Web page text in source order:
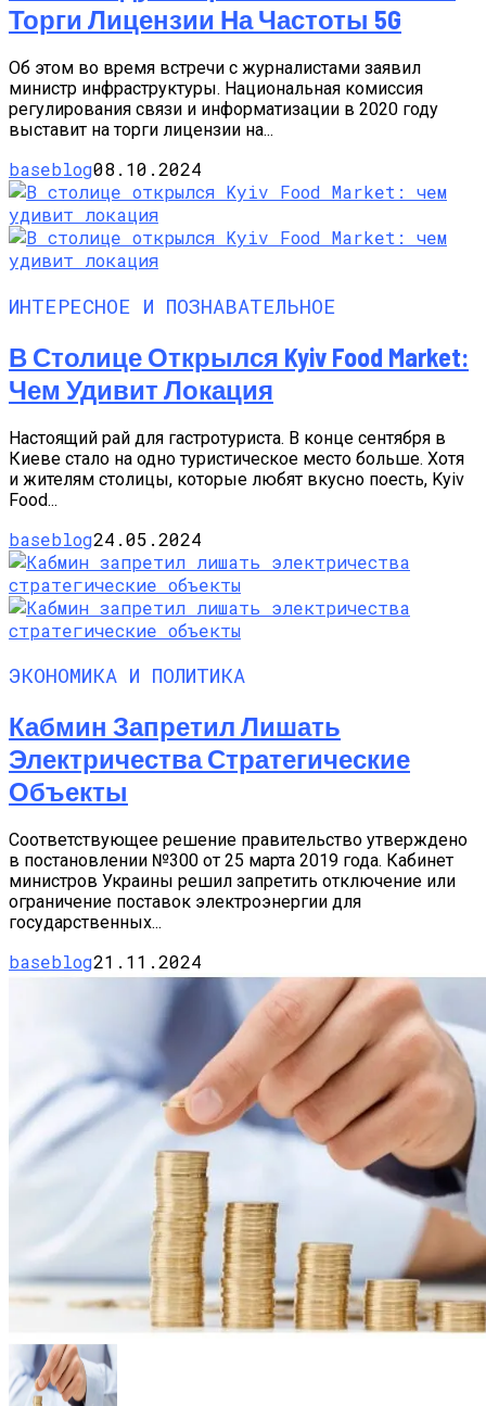
Торги Лицензии На Частоты 5G
Об этом во время встречи с журналистами заявил
министр инфраструктуры. Национальная комиссия
регулирования связи и информатизации в 2020 году
выставит на торги лицензии на...
baseblog08.10.2024
ИНТЕРЕСНОЕ И ПОЗНАВАТЕЛЬНОЕ
В Столице Открылся Kyiv Food Market:
Чем Удивит Локация
Настоящий рай для гастротуриста. В конце сентября в
Киеве стало на одно туристическое место больше. Хотя
и жителям столицы, которые любят вкусно поесть, Kyiv
Food...
baseblog24.05.2024
ЭКОНОМИКА И ПОЛИТИКА
Кабмин Запретил Лишать
Электричества Стратегические
Объекты
Соответствующее решение правительство утверждено
в постановлении №300 от 25 марта 2019 года. Кабинет
министров Украины решил запретить отключение или
ограничение поставок электроэнергии для
государственных...
baseblog21.11.2024